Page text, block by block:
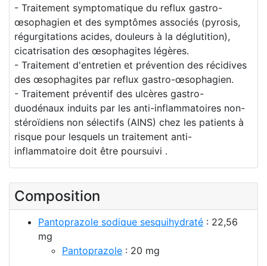
- Traitement symptomatique du reflux gastro-
œsophagien et des symptômes associés (pyrosis,
régurgitations acides, douleurs à la déglutition),
cicatrisation des œsophagites légères.
- Traitement d'entretien et prévention des récidives
des œsophagites par reflux gastro-œsophagien.
- Traitement préventif des ulcères gastro-
duodénaux induits par les anti-inflammatoires non-
stéroïdiens non sélectifs (AINS) chez les patients à
risque pour lesquels un traitement anti-
inflammatoire doit être poursuivi .
Composition
Pantoprazole sodique sesquihydraté : 22,56
mg
Pantoprazole : 20 mg